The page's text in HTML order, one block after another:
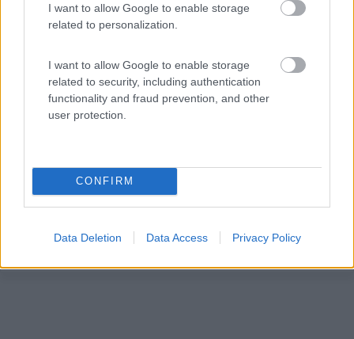
I want to allow Google to enable storage
related to personalization.
I want to allow Google to enable storage
related to security, including authentication
functionality and fraud prevention, and other
user protection.
CONFIRM
Data Deletion Data Access Privacy Policy
Area di sosta (AA)
Agriturismo Pra' d'Arca
9 3
Servizi / Posizione
Agricampeggio con 10 piazzole sosta camper su fondo